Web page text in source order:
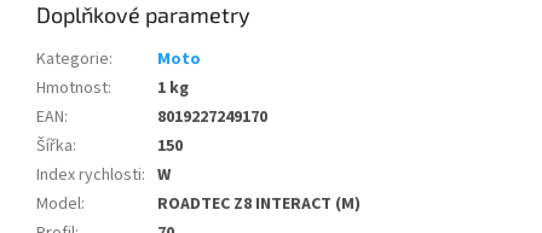
Doplňkové parametry
Kategorie:
Moto
Hmotnost:
1 kg
EAN:
8019227249170
Šířka:
150
Index rychlosti: W
Model:
ROADTEC Z8 INTERACT (M)